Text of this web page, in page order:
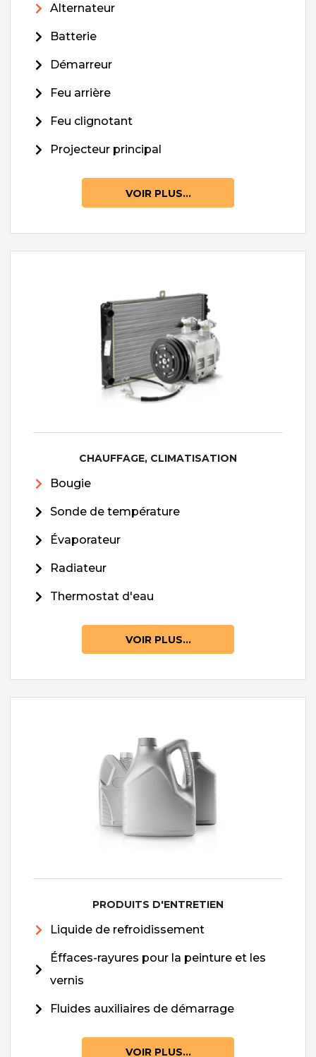
Alternateur
Batterie
Démarreur
Feu arrière
Feu clignotant
Projecteur principal
VOIR PLUS...
CHAUFFAGE, CLIMATISATION
Bougie
Sonde de température
Évaporateur
Radiateur
Thermostat d'eau
VOIR PLUS...
PRODUITS D'ENTRETIEN
Liquide de refroidissement
Éffaces-rayures pour la peinture et les
vernis
Fluides auxiliaires de démarrage
VOIR PLUS...